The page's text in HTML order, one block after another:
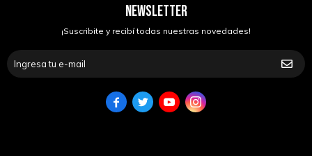
NEWSLETTER
¡Suscribite y recibí todas nuestras novedades!
   